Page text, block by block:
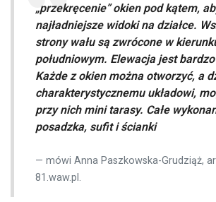
„przekręcenie” okien pod kątem,
najładniejsze widoki na działce.
strony wału są zwrócone w
południowym. Elewacja jest
Każde z okien można otworzyć, a
charakterystycznemu układowi,
przy nich mini tarasy. Całe
posadzka, sufit i ścianki
mówi Anna Paszkowska-Grudziąż,
81.waw.pl.